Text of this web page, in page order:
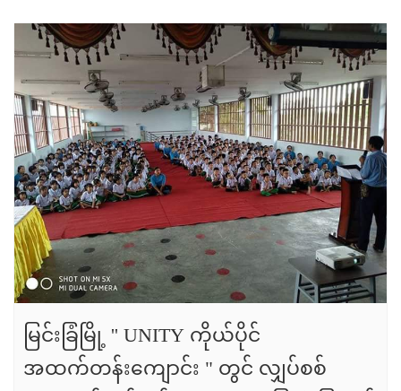
မြင်းခြံမြို့ '' UNITY ကိုယ်ပိုင်
အထက်တန်းကျောင်း " တွင် လျှပ်စစ်